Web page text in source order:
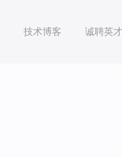
技术博客 诚聘英才